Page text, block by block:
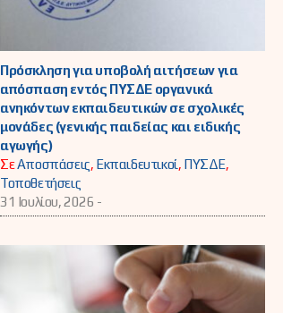
Πρόσκληση για υποβολή αιτήσεων για
απόσπαση εντός ΠΥΣΔΕ οργανικά
ανηκόντων εκπαιδευτικών σε σχολικές
μονάδες (γενικής παιδείας και ειδικής
αγωγής)
ΣεΑποσπάσεις, Εκπαιδευτικοί, ΠΥΣΔΕ,
Τοποθετήσεις
31 Ιουλίου, 2026 -